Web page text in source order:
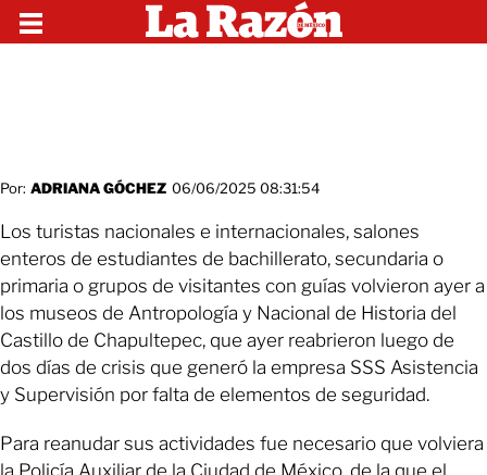
Por: ADRIANA GÓCHEZ 06/06/2025 08:31:54
Los turistas nacionales e internacionales, salones
enteros de estudiantes de bachillerato, secundaria o
primaria o grupos de visitantes con guías volvieron ayer a
los museos de Antropología y Nacional de Historia del
Castillo de Chapultepec, que ayer reabrieron luego de
dos días de crisis que generó la empresa SSS Asistencia
y Supervisión por falta de elementos de seguridad.
Para reanudar sus actividades fue necesario que volviera
la Policía Auxiliar de la Ciudad de México, de la que el